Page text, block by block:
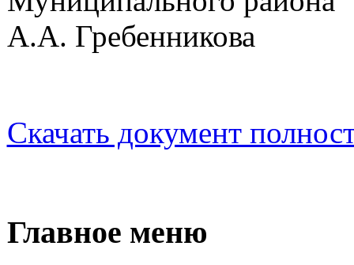
А.А. Гребенникова
Скачать документ
Главное меню